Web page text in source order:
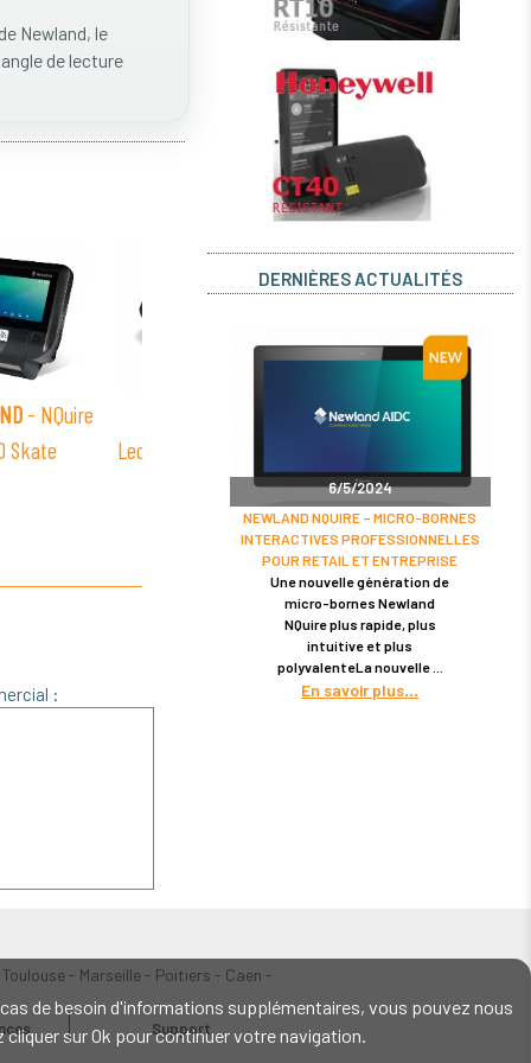
de besoin d'informations supplémentaires, vous pouvez nous
cliquer sur Ok pour continuer votre navigation.
Newland, le
de lecture
- NQuire
Skate
Lecteur RFID Borne
NEWLAND- NQuire
1000 Manta
:
DERNIÈRES ACTUALITÉS
6/5/2024
NEWLAND NQUIRE – MICRO-BORNES
INTERACTIVES PROFESSIONNELLES
POUR RETAIL ET ENTREPRISE
Une nouvelle génération de
micro-bornes Newland
NQuire plus rapide, plus
intuitive et plus
polyvalenteLa nouvelle
En savoir plus
- Marseille - Poitiers - Caen -
Support